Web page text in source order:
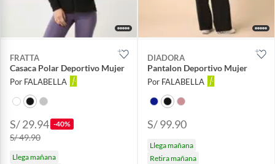
FRATTA
Casaca Polar Deportivo Mujer
Por FALABELLA
S/ 29.94 -40%
S/ 49.90
Llega mañana
DIADORA
Pantalon Deportivo Mujer
Por FALABELLA
S/ 99.90
Llega mañana
Retira mañana